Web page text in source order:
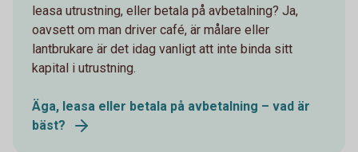
leasa utrustning, eller betala på avbetalning? Ja,
oavsett om man driver café, är målare eller
lantbrukare är det idag vanligt att inte binda sitt
kapital i utrustning.
Äga, leasa eller betala på avbetalning – vad är
bäst?